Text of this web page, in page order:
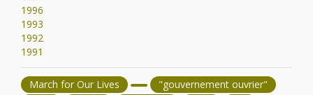
1996
1993
1992
1991
March for Our Lives
"gouvernement ouvrier"